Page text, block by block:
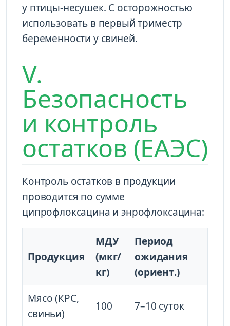
у птицы-несушек. С осторожностью
использовать в первый триместр
беременности у свиней.
V.
Безопасность
и контроль
остатков (ЕАЭС)
Контроль остатков в продукции
проводится по сумме
ципрофлоксацина и энрофлоксацина:
Продукция
МДУ
(мкг/
кг)
Период
ожидания
(ориент.)
Мясо (КРС,
свиньи)
100 7–10 суток